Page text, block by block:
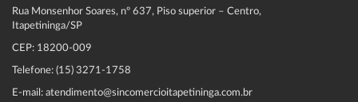
Rua Monsenhor Soares, nº 637, Piso superior – Centro,
Itapetininga/SP
CEP: 18200-009
Telefone: (15) 3271-1758
E-mail: atendimento@sincomercioitapetininga.com.br